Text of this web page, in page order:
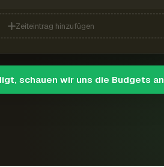
Zeiteintrag hinzufügen
schauen wir uns die Budgets an